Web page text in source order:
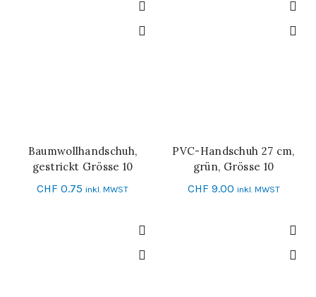
IN DEN WARENKORB
Baumwollhandschuh,
gestrickt Grösse 10
CHF 0.75 inkl. MWST
IN DEN WARENKORB
PVC-Handschuh 27 cm,
grün, Grösse 10
CHF 9.00 inkl. MWST